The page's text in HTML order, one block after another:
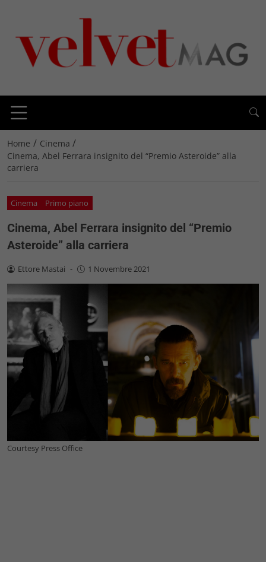
Home / Cinema /
Cinema, Abel Ferrara insignito del “Premio Asteroide” alla
carriera
Cinema Primo piano
Cinema, Abel Ferrara insignito del “Premio
Asteroide” alla carriera
Ettore Mastai - 1 Novembre 2021
Courtesy Press Office